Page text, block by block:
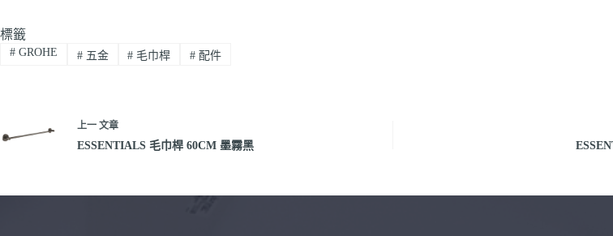
標籤
#GROHE #五金 # 毛巾桿 # 配件
上一 文章
ESSENTIALS 毛巾桿 60CM 墨霧黑